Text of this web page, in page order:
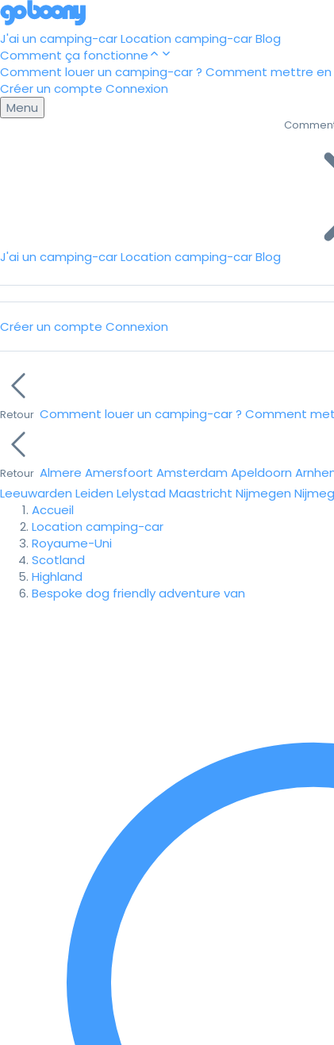
J'ai un camping-carLocation camping-carBlog
Comment ça fonctionne
Comment louer un camping-car ? Comment mettre en
Créer un compte Connexion
Menu
J'ai un camping-carLocation camping-carBlog
Créer un compte Connexion
Retour Comment louer un camping-car ? Comment
Retour Almere Amersfoort Amsterdam Apeldoorn
Leeuwarden Leiden Lelystad Maastricht Nijmegen
Accueil
Location camping-car
Royaume-Uni
Scotland
Highland
Bespoke dog friendly adventure van